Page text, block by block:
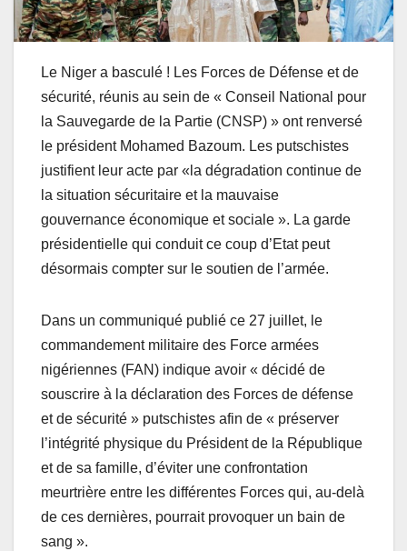
Le Niger a basculé ! Les Forces de Défense et de
sécurité, réunis au sein de « Conseil National pour
la Sauvegarde de la Partie (CNSP) » ont renversé
le président Mohamed Bazoum. Les putschistes
justifient leur acte par «la dégradation continue de
la situation sécuritaire et la mauvaise
gouvernance économique et sociale ». La garde
présidentielle qui conduit ce coup d’Etat peut
désormais compter sur le soutien de l’armée.
Dans un communiqué publié ce 27 juillet, le
commandement militaire des Force armées
nigériennes (FAN) indique avoir « décidé de
souscrire à la déclaration des Forces de défense
et de sécurité » putschistes afin de « préserver
l’intégrité physique du Président de la République
et de sa famille, d’éviter une confrontation
meurtrière entre les différentes Forces qui, au-delà
de ces dernières, pourrait provoquer un bain de
sang ».